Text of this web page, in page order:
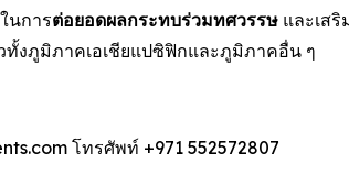
นการต่อยอดผลกระทบร่วมทศวรรษ และเส
ทั้งภูมิภาคเอเชียแปซิฟิกและภูมิภาคอื่น ๆ
โทรศัพท์ +971 552572807